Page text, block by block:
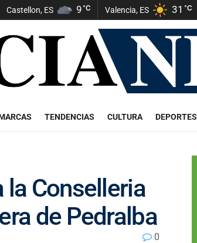
Castellon, ES 9°C Valencia, ES 31 °C
TENDENCIAS CULTURA DEPORTES
la Conselleria
de Pedralba
0